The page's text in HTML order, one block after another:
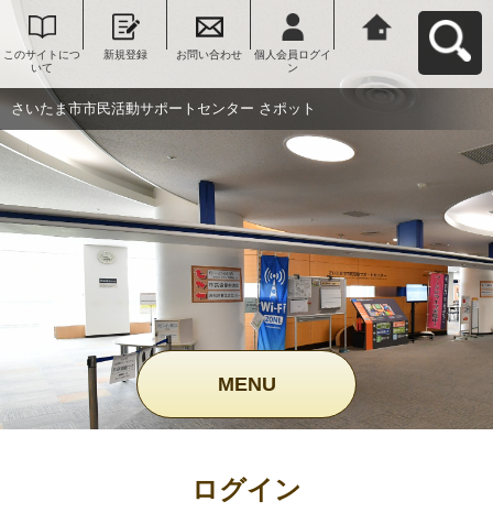
このサイトにつ
いて
新規登録 お問い合わせ
個人会員ログイ
ン
ンター さポット
へ戻る
さいたま市市民活動サポートセンター さポット
MENU
ログイン